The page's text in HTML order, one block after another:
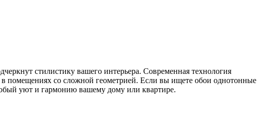
стилистику вашего интерьера. Современная технология
в помещениях со сложной геометрией. Если вы ищете обои однотонные
уют и гармонию вашему дому или квартире.